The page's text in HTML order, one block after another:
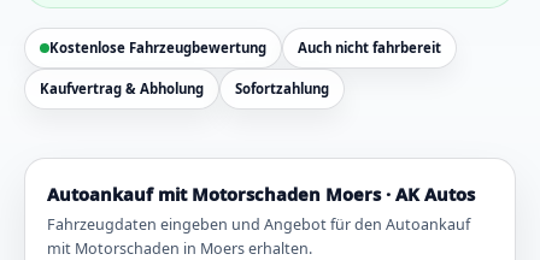
Kostenlose Fahrzeugbewertung Auch nicht fahrbereit
Kaufvertrag & Abholung Sofortzahlung
Autoankauf mit Motorschaden Moers · AK Autos
Fahrzeugdaten eingeben und Angebot für den Autoankauf
mit Motorschaden in Moers erhalten.